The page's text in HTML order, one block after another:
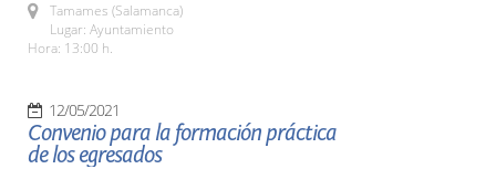
Tamames (Salamanca)
Lugar: Ayuntamiento
Hora: 13:00 h.
12/05/2021
Convenio para la formación práctica
de los egresados